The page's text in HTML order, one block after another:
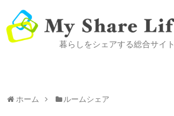
暮らしをシェアする総合サイト
ホーム ルームシェア